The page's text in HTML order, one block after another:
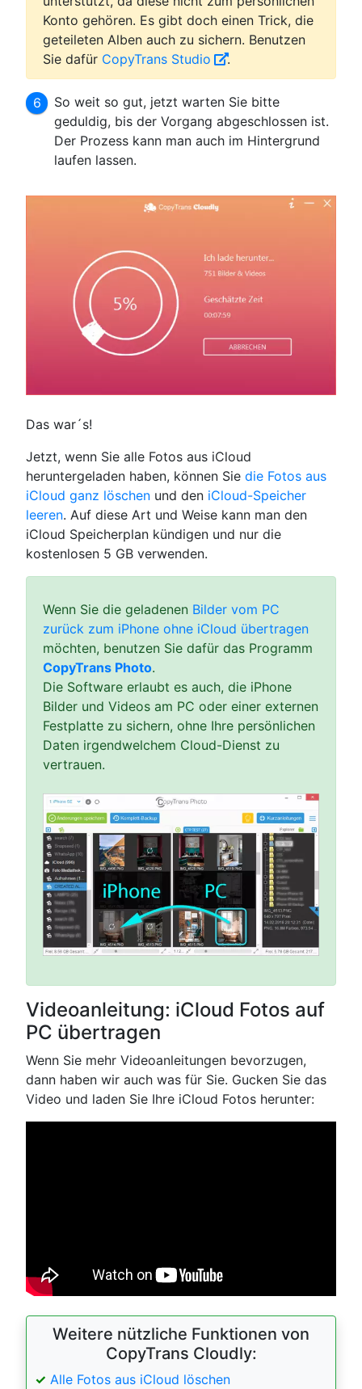
Konto gehören. Es gibt doch einen Trick, die
geteileten Alben auch zu sichern. Benutzen
Sie dafür CopyTrans Studio .
So weit so gut, jetzt warten Sie bitte
geduldig, bis der Vorgang abgeschlossen ist.
Der Prozess kann man auch im Hintergrund
laufen lassen.
Das war´s!
Jetzt, wenn Sie alle Fotos aus iCloud
heruntergeladen haben, können Sie die Fotos aus
iCloud ganz löschen und den iCloud-Speicher
leeren. Auf diese Art und Weise kann man den
iCloud Speicherplan kündigen und nur die
kostenlosen 5 GB verwenden.
Wenn Sie die geladenen Bilder vom PC
zurück zum iPhone ohne iCloud übertragen
möchten, benutzen Sie dafür das Programm
CopyTrans Photo.
Die Software erlaubt es auch, die iPhone
Bilder und Videos am PC oder einer externen
Festplatte zu sichern, ohne Ihre persönlichen
Daten irgendwelchem Cloud-Dienst zu
vertrauen.
Videoanleitung: iCloud Fotos auf
PC übertragen
Wenn Sie mehr Videoanleitungen bevorzugen,
dann haben wir auch was für Sie. Gucken Sie das
Video und laden Sie Ihre iCloud Fotos herunter:
Weitere nützliche Funktionen von
CopyTrans Cloudly:
✓ Alle Fotos aus iCloud löschen